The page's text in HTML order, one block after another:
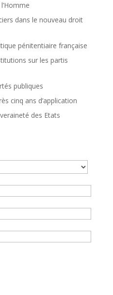
dans le nouveau droit
pénitentiaire française
sur les partis
publiques
cinq ans d’application
des Etats